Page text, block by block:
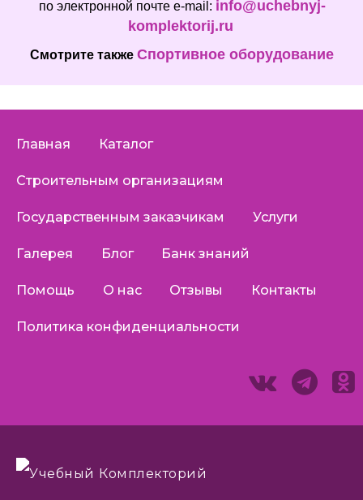
по электронной почте e-mail: info@uchebnyj-
komplektorij.ru
Смотрите также Спортивное оборудование
Главная Каталог
Строительным организациям
Государственным заказчикам Услуги
Галерея Блог Банк знаний
Помощь О нас Отзывы Контакты
Политика конфиденциальности